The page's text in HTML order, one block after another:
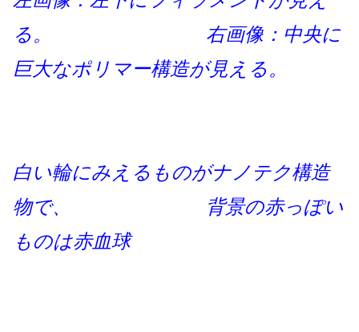
る。 右画像：中央に
巨大なポリマー構造が見える。
白い輪にみえるものがナノテク構造
物で、 背景の赤っぽい
ものは赤血球